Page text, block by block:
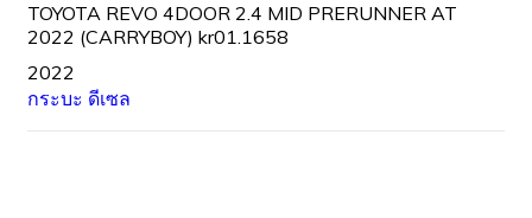
TOYOTA REVO 4DOOR 2.4 MID PRERUNNER AT
2022 (CARRYBOY) kr01.1658
2022
กระบะ ดีเซล